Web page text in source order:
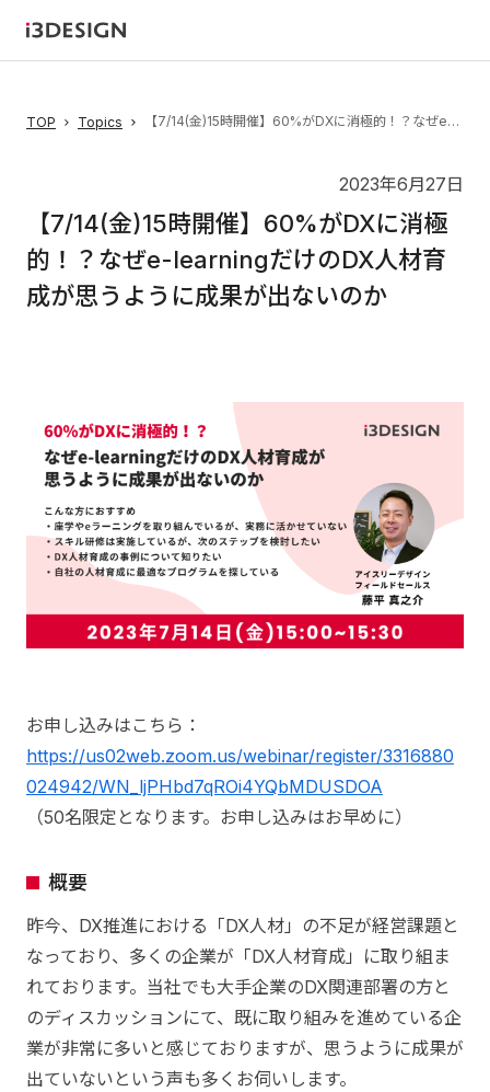
TOP Topics 【7/14(金)15時開催】60%がDXに消極的！？なぜe-learningだけのDX人材育成が思うように成果が出ないのか
2023年6月27日
【7/14(金)15時開催】60%がDXに消極
的！？なぜe-learningだけのDX人材育
成が思うように成果が出ないのか
お申し込みはこちら：
https://us02web.zoom.us/webinar/register/3316880
024942/WN_ljPHbd7qROi4YQbMDUSDOA
（50名限定となります。お申し込みはお早めに）
概要
昨今、DX推進における「DX人材」の不足が経営課題と
なっており、多くの企業が「DX人材育成」に取り組ま
れております。当社でも大手企業のDX関連部署の方と
のディスカッションにて、既に取り組みを進めている企
業が非常に多いと感じておりますが、思うように成果が
出ていないという声も多くお伺いします。